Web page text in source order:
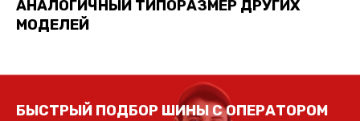
АНАЛОГИЧНЫЙ ТИПОРАЗМЕР ДРУГИХ
МОДЕЛЕЙ
БЫСТРЫЙ ПОДБОР ШИНЫ С ОПЕРАТОРОМ